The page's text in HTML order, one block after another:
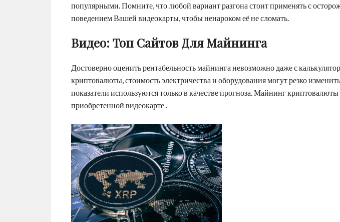
популярными. Помните, что любой вариант разгона стоит применять с
поведением Вашей видеокарты, чтобы ненароком её не сломать.
Видео: Топ Сайтов Для Майнинга
Достоверно оценить рентабельность майнинга невозможно даже с
криптовалюты, стоимость электричества и оборудования могут резко
показатели используются только в качестве прогноза. Майнинг
приобретенной видеокарте .